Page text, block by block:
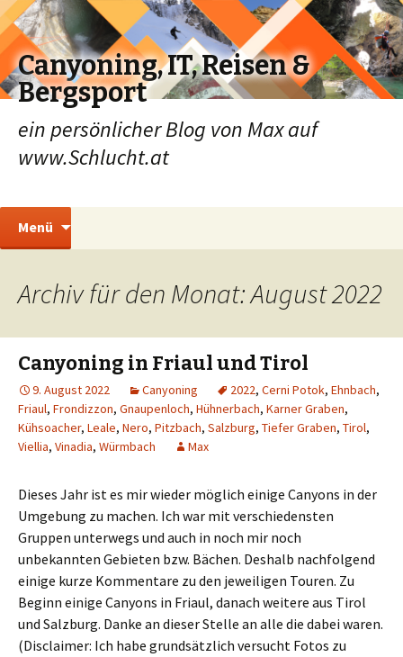
Canyoning, IT, Reisen &
Bergsport
ein persönlicher Blog von Max auf
www.Schlucht.at
Menü
Archiv für den Monat: August 2022
Canyoning in Friaul und Tirol
9. August 2022 Canyoning 2022, Cerni Potok, Ehnbach,
Friaul, Frondizzon, Gnaupenloch, Hühnerbach, Karner Graben,
Kühsoacher, Leale, Nero, Pitzbach, Salzburg, Tiefer Graben, Tirol,
Viellia, Vinadia, Würmbach Max
Dieses Jahr ist es mir wieder möglich einige Canyons in der
Umgebung zu machen. Ich war mit verschiedensten
Gruppen unterwegs und auch in noch mir noch
unbekannten Gebieten bzw. Bächen. Deshalb nachfolgend
einige kurze Kommentare zu den jeweiligen Touren. Zu
Beginn einige Canyons in Friaul, danach weitere aus Tirol
und Salzburg. Danke an dieser Stelle an alle die dabei waren.
(Disclaimer: Ich habe grundsätzlich versucht Fotos zu